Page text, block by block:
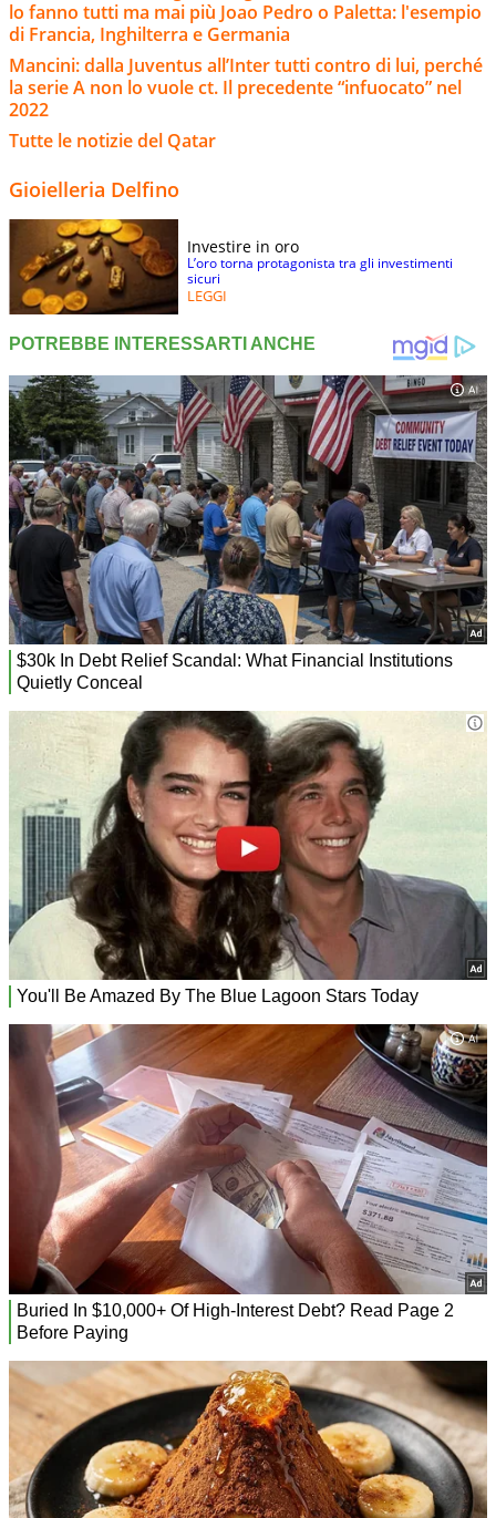
lo fanno tutti ma mai più Joao Pedro o Paletta: l'esempio
di Francia, Inghilterra e Germania
Mancini: dalla Juventus all’Inter tutti contro di lui, perché
la serie A non lo vuole ct. Il precedente “infuocato” nel
2022
Tutte le notizie del Qatar
Gioielleria Delfino
Investire in oro
L’oro torna protagonista tra gli investimenti
sicuri
LEGGI